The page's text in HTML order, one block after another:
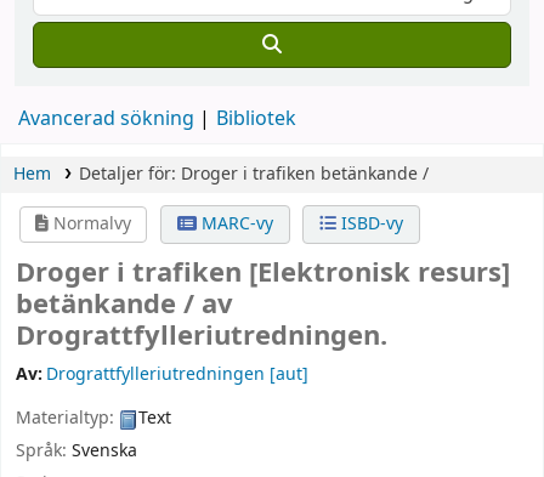
Avancerad sökning Bibliotek
Hem Detaljer för: Droger i trafiken betänkande /
Normalvy
MARC-vy ISBD-vy
Droger i trafiken [Elektronisk resurs]
betänkande / av
Drograttfylleriutredningen.
Av: Drograttfylleriutredningen [aut]
Materialtyp:
Text
Språk: Svenska